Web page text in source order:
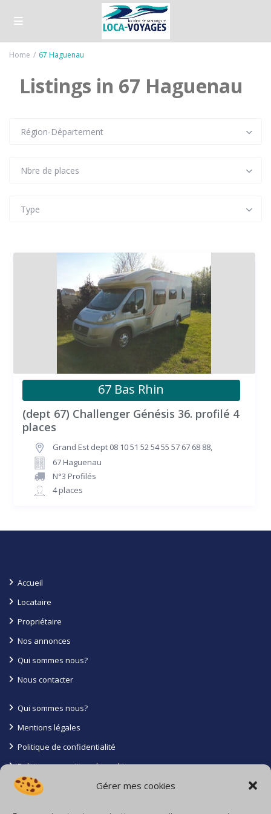
Gérer mes cookies
Home 67 Haguenau
Listings in 67 Haguenau
Région-Département
Nbre de places
Type
67 Bas Rhin
(dept 67) Challenger Génésis 36. profilé 4
places
Grand Est dept 08 10 51 52 54 55 57 67 68 88,
67 Haguenau
N°3 Profilés
4 places
Accueil
Locataire
Propriétaire
Nos annonces
Qui sommes nous?
Nous contacter
Qui sommes nous?
Mentions légales
Politique de confidentialité
Politique en matiere de cookies
Conditions générales